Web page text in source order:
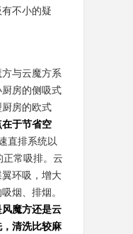
不小的疑
与云魔方系
房的侧吸式
房的欧式
于节省空
直排系统以
常吸排。云
环吸，增大
烟、排烟。
魔方还是云
清洗比较麻